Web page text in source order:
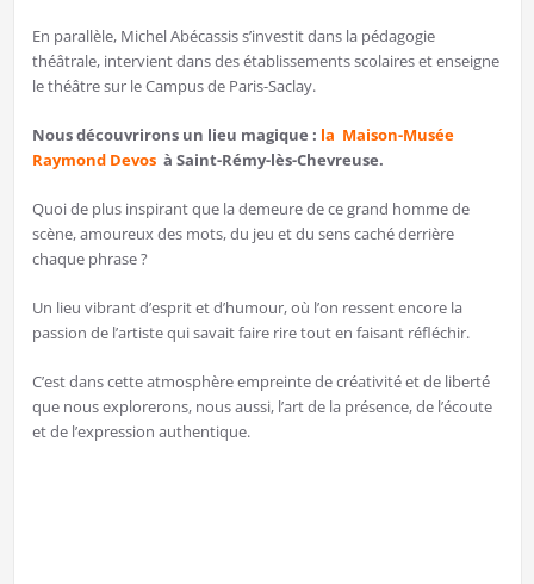
En parallèle, Michel Abécassis s’investit dans la pédagogie
théâtrale, intervient dans des établissements scolaires et enseigne
le théâtre sur le Campus de Paris-Saclay.
Nous découvrirons un lieu magique : la Maison-Musée
Raymond Devos à Saint-Rémy-lès-Chevreuse.
Quoi de plus inspirant que la demeure de ce grand homme de
scène, amoureux des mots, du jeu et du sens caché derrière
chaque phrase ?
Un lieu vibrant d’esprit et d’humour, où l’on ressent encore la
passion de l’artiste qui savait faire rire tout en faisant réfléchir.
C’est dans cette atmosphère empreinte de créativité et de liberté
que nous explorerons, nous aussi, l’art de la présence, de l’écoute
et de l’expression authentique.